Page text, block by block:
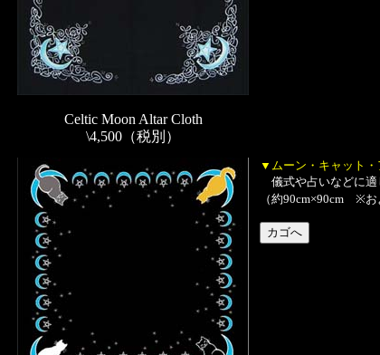
Celtic Moon Altar Cloth
\4,500（税別）
▼ムーン・キャット・
儀式や占いなどに適
（約90cm×90cm ※お